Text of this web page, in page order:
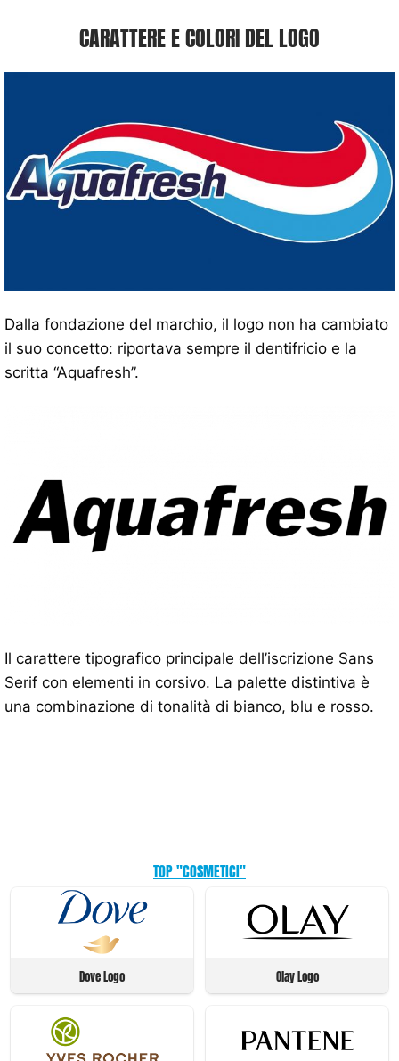
CARATTERE E COLORI DEL LOGO
Dalla fondazione del marchio, il logo non ha cambiato
il suo concetto: riportava sempre il dentifricio e la
scritta “Aquafresh”.
Il carattere tipografico principale dell’iscrizione Sans
Serif con elementi in corsivo. La palette distintiva è
una combinazione di tonalità di bianco, blu e rosso.
TOP "COSMETICI"
Dove Logo Olay Logo